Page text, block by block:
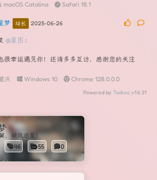
macOS Catalina Safari 18.1
梦 站长 2025-06-26
@星图 :
很幸运遇见你！还请多多互访，感谢您的关注
庆 Windows 10 Chrome 128.0.0.0
Powered by Twikoo v1.6.31
，破风追星！
46 55 0